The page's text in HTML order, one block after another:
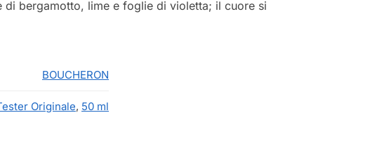
di bergamotto, lime e foglie di violetta; il cuore si
BOUCHERON
Originale, 50 ml